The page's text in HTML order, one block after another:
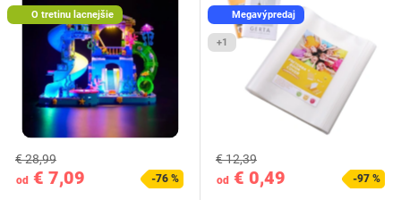
O tretinu lacnejšie
od € 7,09
€ 28,99
-76 %
Megavýpredaj
+1
od € 0,49
€ 12,39
-97 %